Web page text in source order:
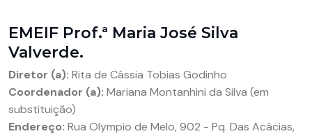
EMEIF Prof.ª Maria José Silva
Valverde.
Diretor (a): Rita de Cássia Tobias Godinho
Coordenador (a): Mariana Montanhini da Silva (em
substituição)
Endereço: Rua Olympio de Melo, 902 - Pq. Das Acácias,